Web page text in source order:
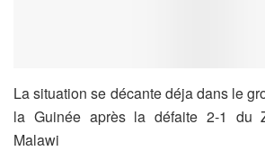
La situation se décante déja dans le
la Guinée après la défaite 2-1 du
Malawi